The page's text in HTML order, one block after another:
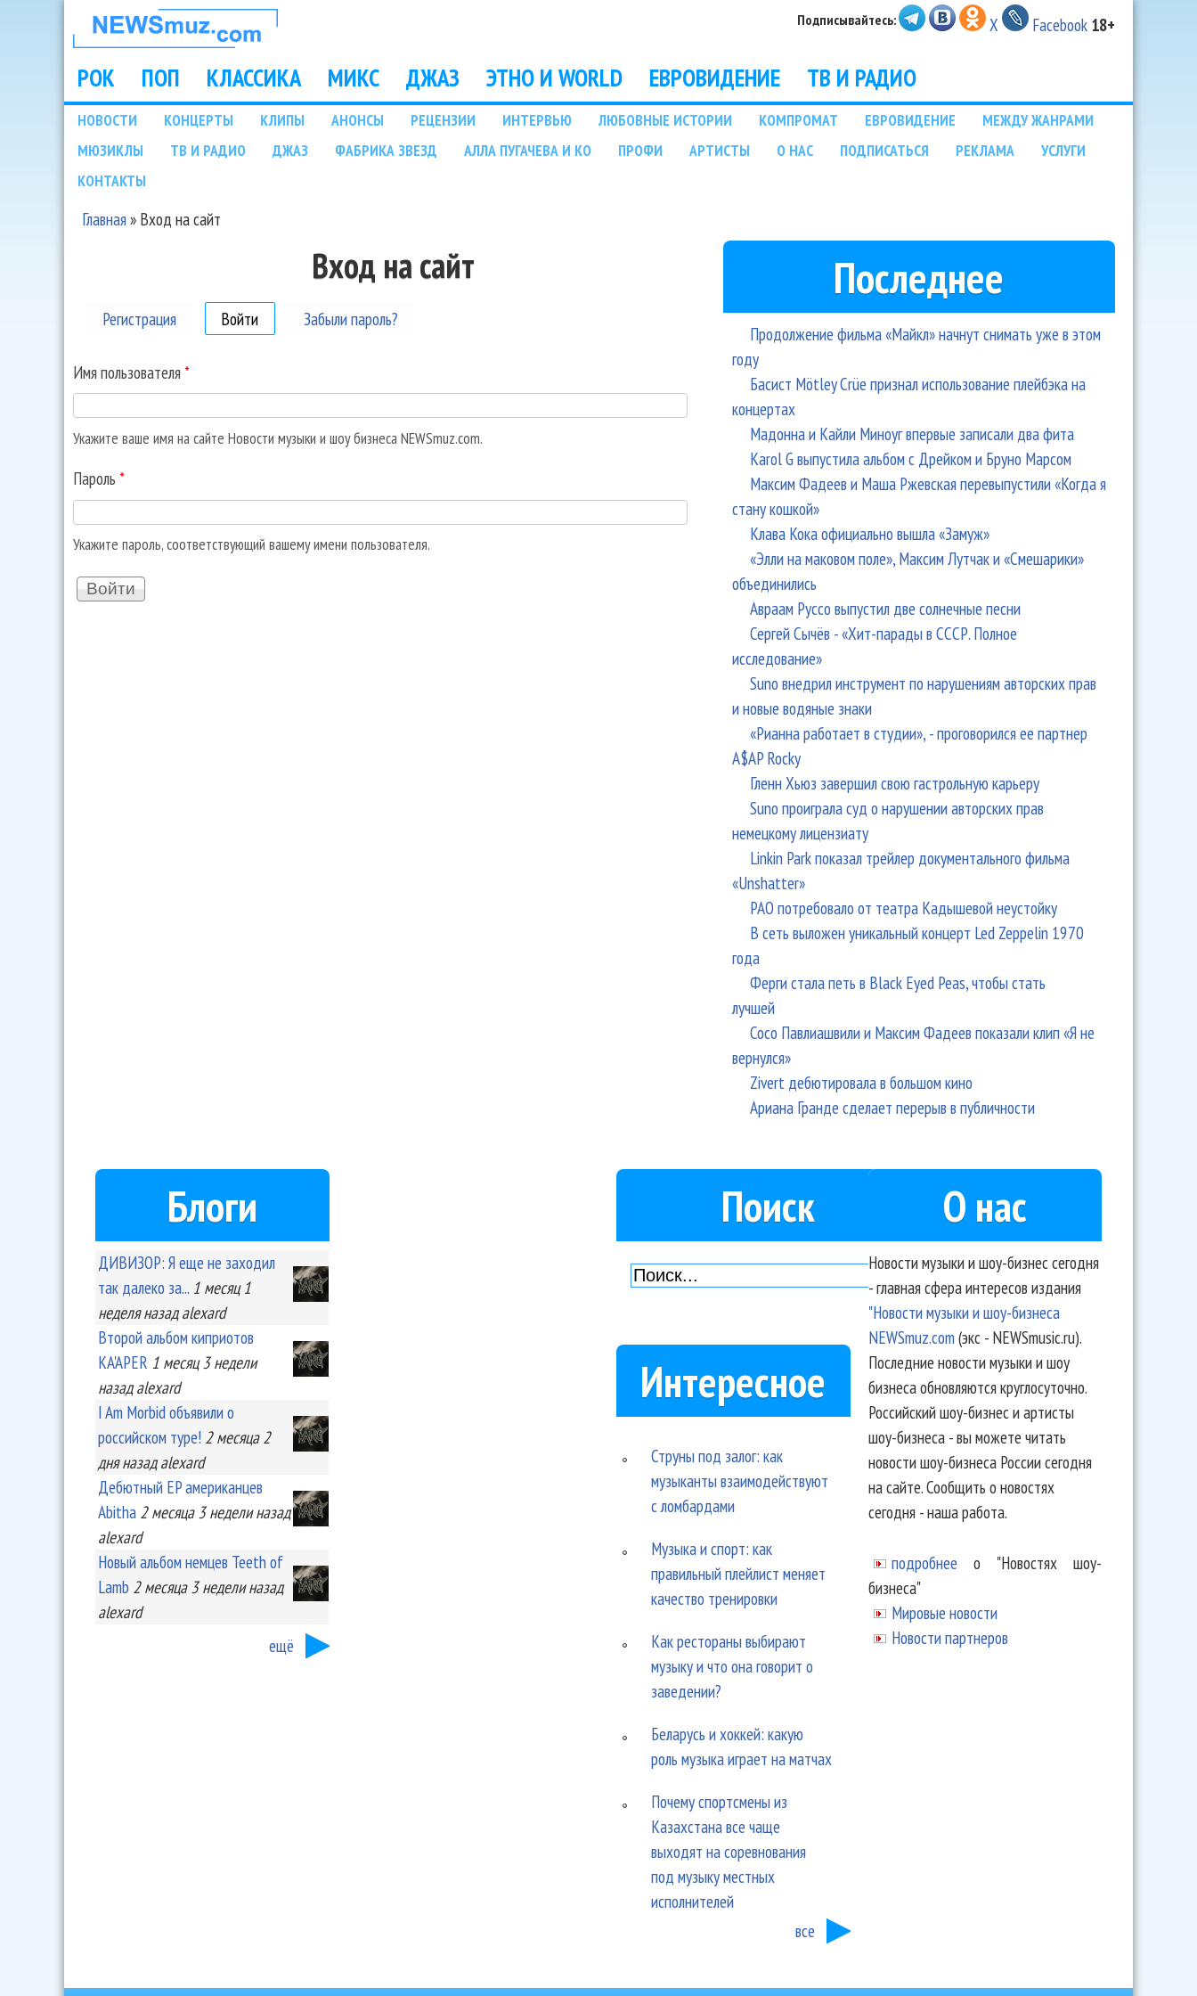
НОВОСТИ
МУЗЫКИ И
ШОУ БИЗНЕСА
NEWSMUZ.COM
Подписывайтесь: X Facebook 18+
Main menu
РОК ПОП КЛАССИКА МИКС ДЖАЗ ЭТНО И WORLD ЕВРОВИДЕНИЕ ТВ И РАДИО
Подразделы
НОВОСТИ КОНЦЕРТЫ КЛИПЫ АНОНСЫ РЕЦЕНЗИИ ИНТЕРВЬЮ ЛЮБОВНЫЕ ИСТОРИИ КОМПРОМАТ ЕВРОВИДЕНИЕ
МЕЖДУ ЖАНРАМИ
МЮЗИКЛЫ
ТВ И РАДИО ДЖАЗ ФАБРИКА ЗВЕЗД АЛЛА ПУГАЧЕВА И КО ПРОФИ АРТИСТЫ О НАС ПОДПИСАТЬСЯ РЕКЛАМА
УСЛУГИ
КОНТАКТЫ
Вы здесь
Главная» Вход на сайт
Вход на сайт
Регистрация Войти (активная вкладка)
Забыли пароль?
Имя пользователя *
Укажите ваше имя на сайте Новости музыки и шоу бизнеса NEWSmuz.com.
Пароль *
Укажите пароль, соответствующий вашему имени пользователя.
Последнее
Продолжение фильма «Майкл» начнут снимать уже в этом
году
Басист Mötley Crüe признал использование плейбэка на
концертах
Мадонна и Кайли Миноуг впервые записали два фита
Karol G выпустила альбом с Дрейком и Бруно Марсом
Максим Фадеев и Маша Ржевская перевыпустили «Когда я
стану кошкой»
Клава Кока официально вышла «Замуж»
«Элли на маковом поле», Максим Лутчак и «Смешарики»
объединились
Авраам Руссо выпустил две солнечные песни
Сергей Сычёв - «Хит-парады в СССР. Полное
исследование»
Suno внедрил инструмент по нарушениям авторских прав
и новые водяные знаки
«Рианна работает в студии», - проговорился ее партнер
A$AP Rocky
Гленн Хьюз завершил свою гастрольную карьеру
Suno проиграла суд о нарушении авторских прав
немецкому лицензиату
Linkin Park показал трейлер документального фильма
«Unshatter»
РАО потребовало от театра Кадышевой неустойку
В сеть выложен уникальный концерт Led Zeppelin 1970
года
Ферги стала петь в Black Eyed Peas, чтобы стать
лучшей
Сосо Павлиашвили и Максим Фадеев показали клип «Я не
вернулся»
Zivert дебютировала в большом кино
Ариана Гранде сделает перерыв в публичности
Блоги
ДИВИЗОР: Я еще не заходил
так далеко за... 1 месяц 1
неделяназад alexard
Второй альбом киприотов
KA'APER 1 месяц 3 недели
назад alexard
I Am Morbid объявили о
российском туре! 2 месяца 2
дняназад alexard
Дебютный EP американцев
Abitha 2 месяца 3 неделиназад
alexard
Новый альбом немцев Teeth of
Lamb 2 месяца 3 неделиназад
alexard
ещё
Поиск
Интересное
Струны под залог: как
музыканты взаимодействуют
с ломбардами
Музыка и спорт: как
правильный плейлист меняет
качество тренировки
Как рестораны выбирают
музыку и что она говорит о
заведении?
Беларусь и хоккей: какую
роль музыка играет на матчах
Почему спортсмены из
Казахстана все чаще
выходят на соревнования
под музыку местных
исполнителей
все
О нас
Новости музыки и шоу-бизнес сегодня
- главная сфера интересов издания
"Новости музыки и шоу-бизнеса
NEWSmuz.com(экс - NEWSmusic.ru).
Последние новости музыки и шоу
бизнеса обновляются круглосуточно.
Российский шоу-бизнес и артисты
шоу-бизнеса - вы можете читать
новости шоу-бизнеса России сегодня
на сайте. Сообщить о новостях
сегодня - наша работа.
подробнее о "Новостях шоу-
бизнеса"
Мировые новости
Новости партнеров